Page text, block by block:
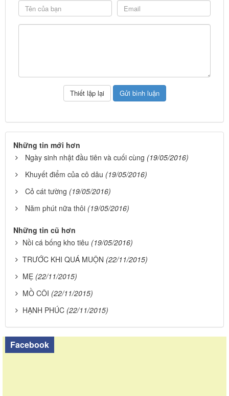
Những tin mới hơn
Ngày sinh nhật đầu tiên và cuối cùng (19/05/2016)
Khuyết điểm của cô dâu (19/05/2016)
Cỏ cát tường (19/05/2016)
Năm phút nữa thôi (19/05/2016)
Những tin cũ hơn
Nồi cá bống kho tiêu (19/05/2016)
TRƯỚC KHI QUÁ MUỘN (22/11/2015)
MẸ (22/11/2015)
MỒ CÔI (22/11/2015)
HẠNH PHÚC (22/11/2015)
Facebook